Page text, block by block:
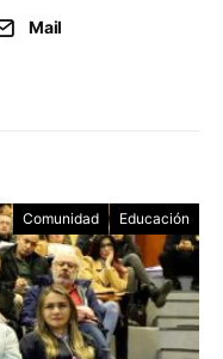
Mail
Comunidad Educación